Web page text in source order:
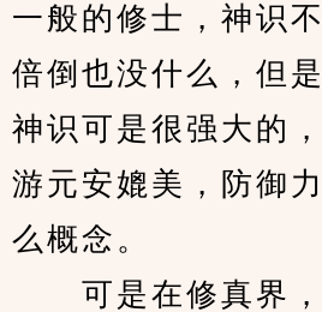
一般的修士，神识
倍倒也没什么，但
神识可是很强大的
游元安媲美，防御
么概念。
可是在修真界，